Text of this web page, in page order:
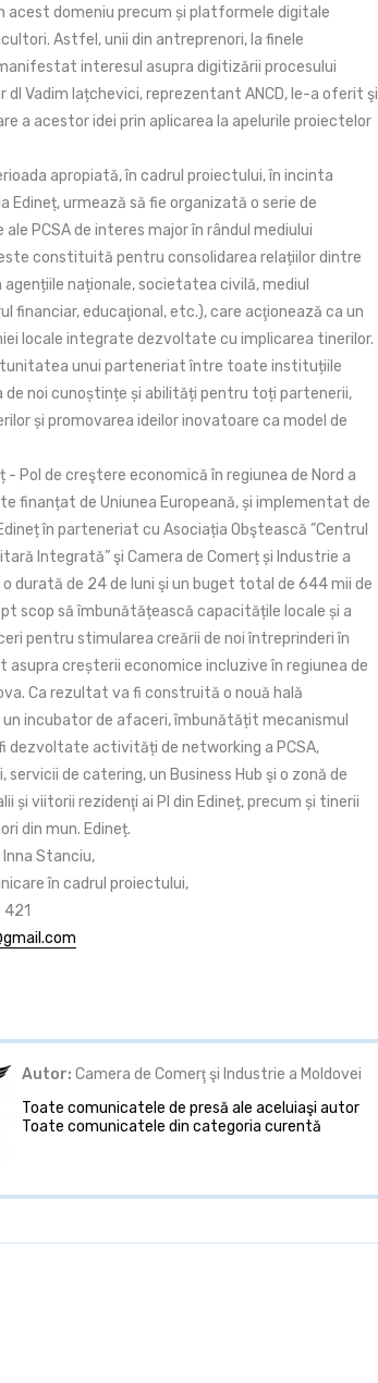
acest domeniu precum și platformele digitale
Astfel, unii din antreprenori, la finele
interesul asupra digitizării procesului
dl Vadim Iațchevici, reprezentant ANCD, le-a oferit şi
a acestor idei prin aplicarea la apelurile proiectelor
apropiată, în cadrul proiectului, în incinta
Edineț, urmează să fie organizată o serie de
PCSA de interes major în rândul mediului
constituită pentru consolidarea relațiilor dintre
naționale, societatea civilă, mediul
financiar, educaţional, etc.), care acţionează ca un
locale integrate dezvoltate cu implicarea tinerilor.
unui parteneriat între toate instituțiile
noi cunoștințe și abilități pentru toți partenerii,
și promovarea ideilor inovatoare ca model de
- Pol de creştere economică în regiunea de Nord a
finanțat de Uniunea Europeană, și implementat de
în parteneriat cu Asociația Obştească ”Centrul
Integrată” şi Camera de Comerț și Industrie a
o durată de 24 de luni şi un buget total de 644 mii de
scop să îmbunătățească capacitățile locale și a
pentru stimularea creării de noi întreprinderi în
asupra creșterii economice incluzive în regiunea de
Ca rezultat va fi construită o nouă hală
incubator de afaceri, îmbunătățit mecanismul
dezvoltate activități de networking a PCSA,
de catering, un Business Hub şi o zonă de
și viitorii rezidenţi ai PI din Edineț, precum și tinerii
din mun. Edineț.
Stanciu,
în cadrul proiectului,
Autor: Camera de Comerţ şi Industrie a Moldovei
Toate comunicatele de presă ale aceluiaşi autor
Toate comunicatele din categoria curentă